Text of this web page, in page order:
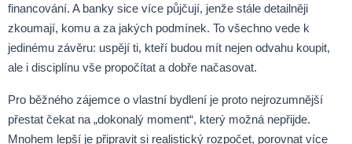
financování. A banky sice více půjčují, jenže stále detailněji
zkoumají, komu a za jakých podmínek. To všechno vede k
jedinému závěru: uspějí ti, kteří budou mít nejen odvahu koupit,
ale i disciplínu vše propočítat a dobře načasovat.
Pro běžného zájemce o vlastní bydlení je proto nejrozumnější
přestat čekat na „dokonalý moment“, který možná nepřijde.
Mnohem lepší je připravit si realistický rozpočet, porovnat více